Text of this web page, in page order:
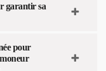
garantir sa
pour